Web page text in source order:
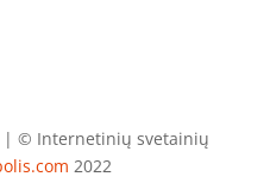
| © Internetinių svetainių
2022